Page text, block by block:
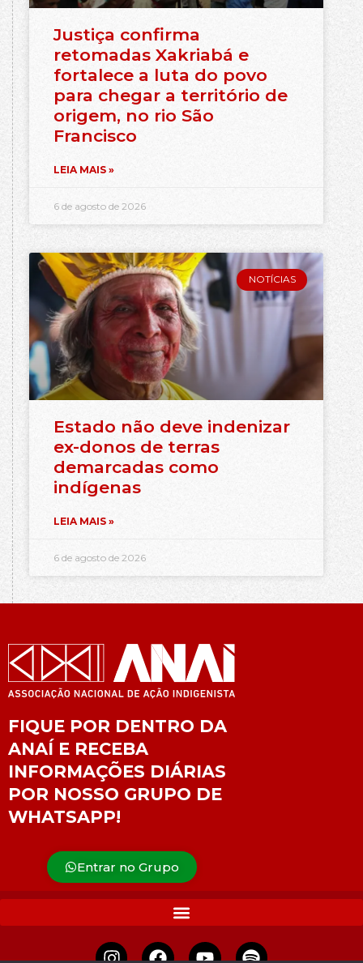
Justiça confirma
retomadas Xakriabá e
fortalece a luta do povo
para chegar a território de
origem, no rio São
Francisco
LEIA MAIS »
6 de agosto de 2026
NOTÍCIAS
Estado não deve indenizar
ex-donos de terras
demarcadas como
indígenas
LEIA MAIS »
6 de agosto de 2026
FIQUE POR DENTRO DA
ANAÍ E RECEBA
INFORMAÇÕES DIÁRIAS
POR NOSSO GRUPO DE
WHATSAPP!
Entrar no Grupo